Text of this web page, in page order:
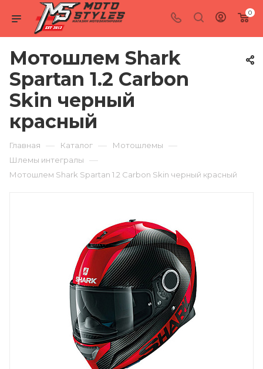
0
Мотошлем Shark
Spartan 1.2 Carbon
Skin черный
красный
Главная — Каталог — Мотошлемы —
Шлемы интегралы —
Мотошлем Shark Spartan 1.2 Carbon Skin черный красный